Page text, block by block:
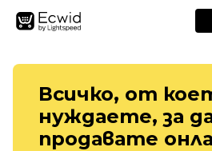
Всичко, от
нуждаете, за
продавате